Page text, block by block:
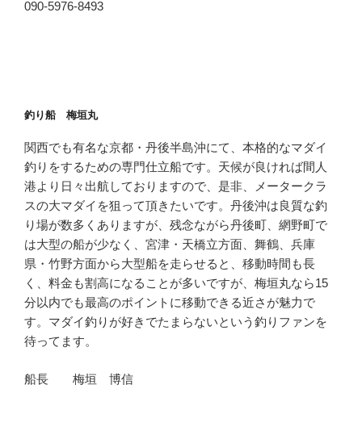
090-5976-8493
釣り船 梅垣丸
関西でも有名な京都・丹後半島沖にて、本格的なマダイ
釣りをするための専門仕立船です。天候が良ければ間人
港より日々出航しておりますので、是非、メータークラ
スの大マダイを狙って頂きたいです。丹後沖は良質な釣
り場が数多くありますが、残念ながら丹後町、網野町で
は大型の船が少なく、宮津・天橋立方面、舞鶴、兵庫
県・竹野方面から大型船を走らせると、移動時間も長
く、料金も割高になることが多いですが、梅垣丸なら15
分以内でも最高のポイントに移動できる近さが魅力で
す。マダイ釣りが好きでたまらないという釣りファンを
待ってます。
船長 梅垣 博信